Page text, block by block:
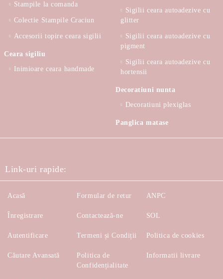
Stampile la comanda
Colectie Stampile Craciun
Accesorii topire ceara sigilii
Ceara sigiliu
Inimioare ceara handmade
Sigilii ceara autoadezive cu
glitter
Sigilii ceara autoadezive cu
pigment
Sigilii ceara autoadezive cu
hortensii
Decoratiuni nunta
Decoratiuni plexiglas
Panglica matase
Link-uri rapide:
Acasă
Înregistrare
Autentificare
Căutare Avansată
Formular de retur
Contactează-ne
Termeni și Condiții
Politica de
Confidențialitate
ANPC
SOL
Politica de cookies
Informatii livrare